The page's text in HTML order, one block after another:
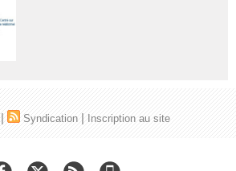
| Syndication | Inscription au site